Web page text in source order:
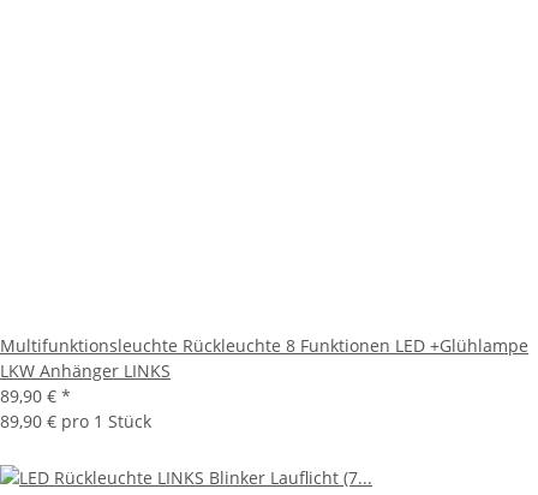
Multifunktionsleuchte Rückleuchte 8 Funktionen LED +Glühlampe
LKW Anhänger LINKS
89,90 € *
89,90 € pro 1 Stück